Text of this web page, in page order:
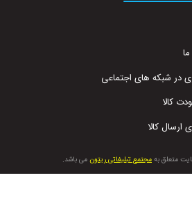
متعلق به مجتمع تبلیغاتی ریتون می باشد.
در شبکه های اجتماعی
کالا
کالا